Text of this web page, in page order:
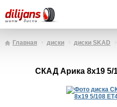
Главная диски диски SKAD
СКАД Арика 8x19 5/